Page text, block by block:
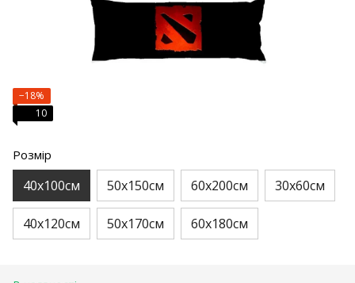
−18%
10
Розмір
40х100см 50х150см 60х200см 30х60см
40х120см 50х170см 60х180см